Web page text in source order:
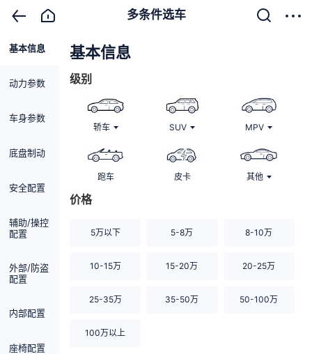
多条件选车
基本信息
动力参数
车身参数
底盘制动
安全配置
辅助/操控
配置
外部/防盗
配置
内部配置
座椅配置
基本信息
级别
轿车 SUV MPV
跑车 皮卡 其他
价格
5万以下 5-8万 8-10万
10-15万 15-20万 20-25万
25-35万 35-50万 50-100万
100万以上